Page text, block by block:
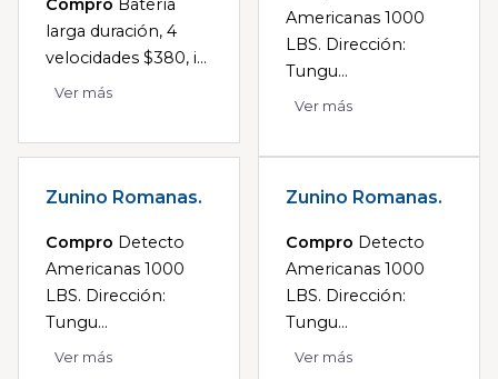
Compro Batería
larga duración, 4
velocidades $380, i...
Ver más
Americanas 1000
LBS. Dirección:
Tungu...
Ver más
Zunino Romanas.
Compro Detecto
Americanas 1000
LBS. Dirección:
Tungu...
Ver más
Zunino Romanas.
Compro Detecto
Americanas 1000
LBS. Dirección:
Tungu...
Ver más